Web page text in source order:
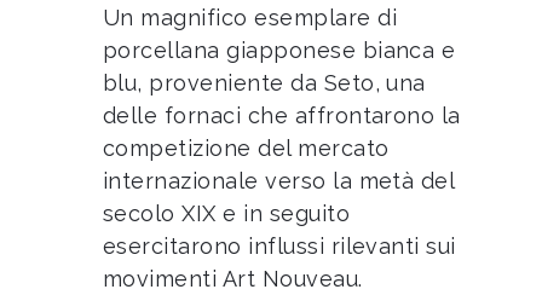
Un magnifico esemplare di
porcellana giapponese bianca e
blu, proveniente da Seto, una
delle fornaci che affrontarono la
competizione del mercato
internazionale verso la metà del
secolo XIX e in seguito
esercitarono influssi rilevanti sui
movimenti Art Nouveau.